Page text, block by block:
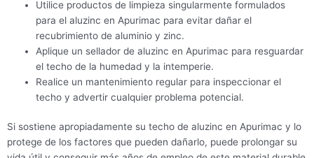
Utilice productos de limpieza singularmente formulados
para el aluzinc en Apurimac para evitar dañar el
recubrimiento de aluminio y zinc.
Aplique un sellador de aluzinc en Apurimac para resguardar
el techo de la humedad y la intemperie.
Realice un mantenimiento regular para inspeccionar el
techo y advertir cualquier problema potencial.
Si sostiene apropiadamente su techo de aluzinc en Apurimac y lo
protege de los factores que pueden dañarlo, puede prolongar su